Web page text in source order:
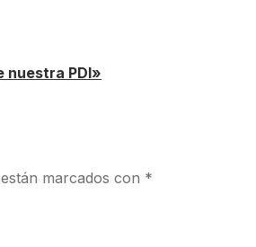
nuestra PDI»
marcados con *